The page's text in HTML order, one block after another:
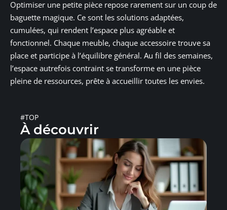
Optimiser une petite pièce repose rarement sur un coup de
baguette magique. Ce sont les solutions adaptées,
cumulées, qui rendent l’espace plus agréable et
fonctionnel. Chaque meuble, chaque accessoire trouve sa
place et participe à l’équilibre général. Au fil des semaines,
l’espace autrefois contraint se transforme en une pièce
pleine de ressources, prête à accueillir toutes les envies.
#TOP
À découvrir